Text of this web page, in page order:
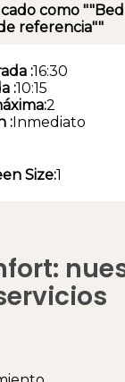
como
referencia""
:16:30
:10:15
2
:Inmediato
Size:1